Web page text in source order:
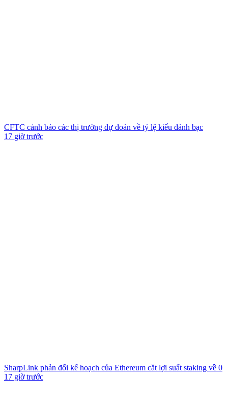
CFTC cảnh báo các thị trường dự đoán về tỷ lệ kiểu đánh bạc
17 giờ trước
SharpLink phản đối kế hoạch của Ethereum cắt lợi suất staking về 0
17 giờ trước